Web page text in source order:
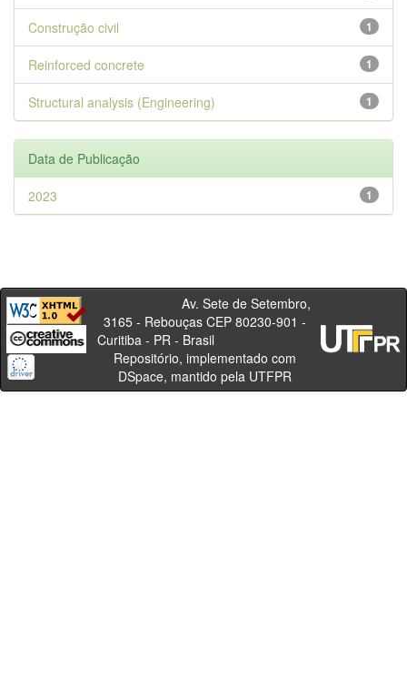
1
Construção civil
1
Reinforced concrete
1
Structural analysis (Engineering)
Data de Publicação
1
2023
Av. Sete de Setembro,
3165 - Rebouças CEP 80230-901 -
Curitiba - PR - Brasil
Repositório, implementado com
DSpace, mantido pela UTFPR